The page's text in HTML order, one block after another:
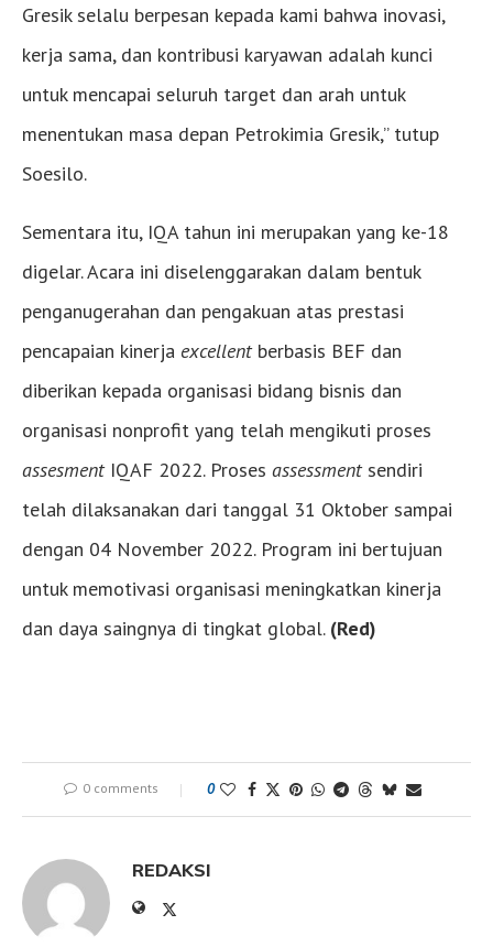
Gresik selalu berpesan kepada kami bahwa inovasi,
kerja sama, dan kontribusi karyawan adalah kunci
untuk mencapai seluruh target dan arah untuk
menentukan masa depan Petrokimia Gresik,” tutup
Soesilo.
Sementara itu, IQA tahun ini merupakan yang ke-18
digelar. Acara ini diselenggarakan dalam bentuk
penganugerahan dan pengakuan atas prestasi
pencapaian kinerja excellentberbasis BEF dan
diberikan kepada organisasi bidang bisnis dan
organisasi nonprofit yang telah mengikuti proses
assesmentIQAF 2022. Proses assessmentsendiri
telah dilaksanakan dari tanggal 31 Oktober sampai
dengan 04 November 2022. Program ini bertujuan
untuk memotivasi organisasi meningkatkan kinerja
dan daya saingnya di tingkat global. (Red)
0 comments 0
REDAKSI